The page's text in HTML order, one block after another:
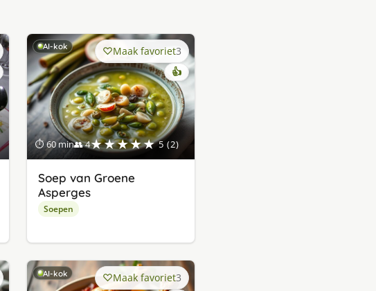
AI-kok
⏱ 60 min👥 4★★★★★ 5 (2)
Maak favoriet3
👍
Soep van Groene
Asperges
Soepen
AI-kok Maak favoriet3